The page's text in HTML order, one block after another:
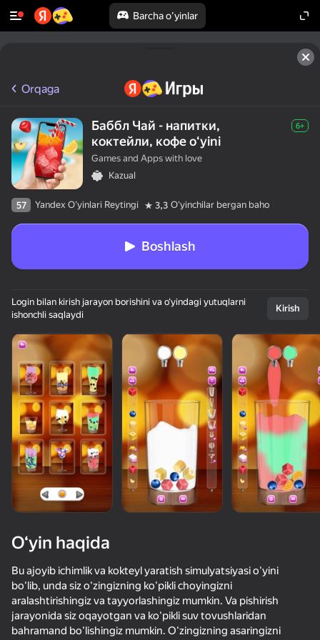
Barcha o'yinlar
50+ top o‘yinlar, ularni o‘ynaydilar
hatto «o‘ynamaydigan» odamlar ham
Piano World
74
Music Ball Hop
Only Piano
Порыв
Orqaga
Баббл Чай - напитки,
коктейли, кофе oʻyini
6+
Games and Apps with love
Kazual
57 Yandex O'yinlari Reytingi 3,3 Oʻyinchilar bergan baho
Boshlash
Login bilan kirish jarayon borishini va o‘yindagi yutuqlarni
ishonchli saqlaydi
Kirish
O‘yin haqida
Bu ajoyib ichimlik va kokteyl yaratish simulyatsiyasi o'yini
bo'lib, unda siz o'zingizning ko'pikli choyingizni
aralashtirishingiz va tayyorlashingiz mumkin. Va pishirish
jarayonida siz oqayotgan va ko'pikli suv tovushlaridan
bahramand bo'lishingiz mumkin. O'zingizning asaringizni